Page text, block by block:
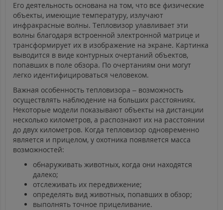
Его деятельность основана на том, что все физические
объекты, имеющие температуру, излучают
инфракрасные волны. Тепловизор улавливает эти
волны благодаря встроенной электронной матрице и
трансформирует их в изображение на экране. Картинка
выводится в виде контурных очертаний объектов,
попавших в поле обзора. По очертаниям они могут
легко идентифицироваться человеком.
Важная особенность тепловизора – возможность
осуществлять наблюдение на больших расстояниях.
Некоторые модели показывают объекты на дистанции
несколько километров, а распознают их на расстоянии
до двух километров. Когда тепловизор одновременно
является и прицелом, у охотника появляется масса
возможностей:
обнаруживать животных, когда они находятся
далеко;
отслеживать их передвижение;
определять вид животных, попавших в обзор;
выполнять точное прицеливание.